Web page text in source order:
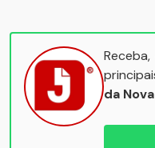
Receba,
da Nova